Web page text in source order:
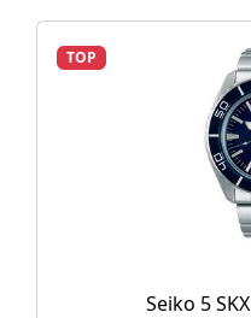
TOP
Seiko 5